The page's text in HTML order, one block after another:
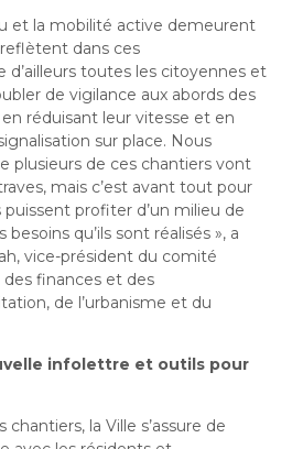
et la mobilité active demeurent
dans ces
d’ailleurs toutes les citoyennes et
de vigilance aux abords des
réduisant leur vitesse et en
sur place. Nous
plusieurs de ces chantiers vont
mais c’est avant tout pour
profiter d’un milieu de
qu’ils sont réalisés », a
vice-président du comité
finances et des
de l’urbanisme et du
infolettre et outils pour
la Ville s’assure de